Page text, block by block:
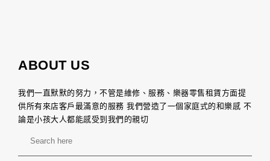
ABOUT US
我們一直默默的努力，不管是維修、服務、樂器零售租賃方面提
供所有來店客戶最滿意的服務 我們營造了一個家庭式的和樂感 不
論是小孩大人都能感受到我們的親切